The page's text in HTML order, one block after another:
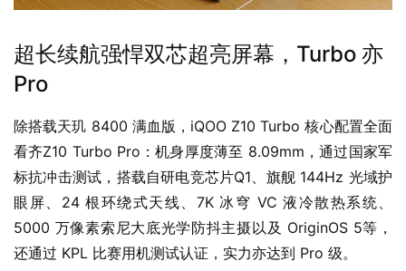
超长续航强悍双芯超亮屏幕，Turbo 亦
Pro
除搭载天玑 8400 满血版，iQOO Z10 Turbo 核心配置全面
看齐Z10 Turbo Pro：机身厚度薄至 8.09mm，通过国家军
标抗冲击测试，搭载自研电竞芯片Q1、旗舰 144Hz 光域护
眼屏、24 根环绕式天线、7K 冰穹 VC 液冷散热系统、
5000 万像素索尼大底光学防抖主摄以及 OriginOS 5等，
还通过 KPL 比赛用机测试认证，实力亦达到 Pro 级。